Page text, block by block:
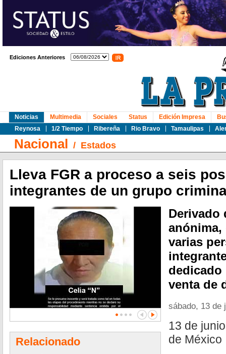
Ediciones Anteriores
Noticias
Reynosa
1/2 Tiempo Ribereña Rio Bravo Tamaulipas
Multimedia Sociales Status Edición Impresa
Nacional / Estados
Lleva FGR a proceso a seis
integrantes de un grupo
Relacionado
Derivado
anónima,
varias
dedicado
venta de
sábado, 13 de
13 de
de México